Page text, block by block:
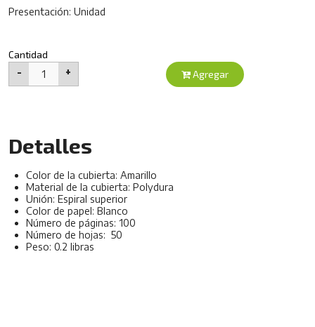
Presentación: Unidad
Cantidad
1
+
- Agregar
Detalles
Color de la cubierta: Amarillo
Material de la cubierta: Polydura
Unión: Espiral superior
Color de papel: Blanco
Número de páginas: 100
Número de hojas: 50
Peso: 0.2 libras